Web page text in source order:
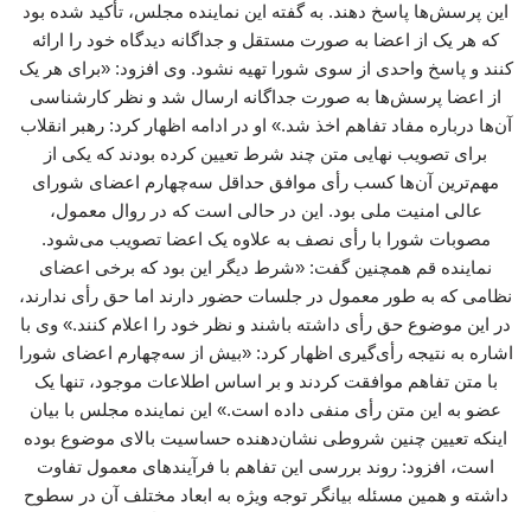
این پرسش‌ها پاسخ دهند. به گفته این نماینده مجلس، تأکید شده بود
که هر یک از اعضا به صورت مستقل و جداگانه دیدگاه خود را ارائه
کنند و پاسخ واحدی از سوی شورا تهیه نشود. وی افزود: «برای هر یک
از اعضا پرسش‌ها به صورت جداگانه ارسال شد و نظر کارشناسی
آن‌ها درباره مفاد تفاهم اخذ شد.» او در ادامه اظهار کرد: رهبر انقلاب
برای تصویب نهایی متن چند شرط تعیین کرده بودند که یکی از
مهم‌ترین آن‌ها کسب رأی موافق حداقل سه‌چهارم اعضای شورای
عالی امنیت ملی بود. این در حالی است که در روال معمول،
مصوبات شورا با رأی نصف به علاوه یک اعضا تصویب می‌شود.
نماینده قم همچنین گفت: «شرط دیگر این بود که برخی اعضای
نظامی که به طور معمول در جلسات حضور دارند اما حق رأی ندارند،
در این موضوع حق رأی داشته باشند و نظر خود را اعلام کنند.» وی با
اشاره به نتیجه رأی‌گیری اظهار کرد: «بیش از سه‌چهارم اعضای شورا
با متن تفاهم موافقت کردند و بر اساس اطلاعات موجود، تنها یک
عضو به این متن رأی منفی داده است.» این نماینده مجلس با بیان
اینکه تعیین چنین شروطی نشان‌دهنده حساسیت بالای موضوع بوده
است، افزود: روند بررسی این تفاهم با فرآیندهای معمول تفاوت
داشته و همین مسئله بیانگر توجه ویژه به ابعاد مختلف آن در سطوح